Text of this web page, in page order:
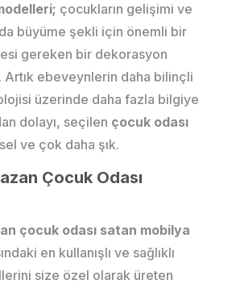
çocukların gelişimi ve
büyüme şekli için önemli bir
gereken bir dekorasyon
Artık ebeveynlerin daha bilinçli
üzerinde daha fazla bilgiye
dolayı, seçilen çocuk odası
ve çok daha şık.
Çocuk Odası
çocuk odası satan mobilya
en kullanışlı ve sağlıklı
size özel olarak üreten